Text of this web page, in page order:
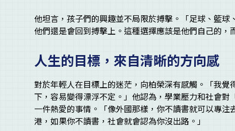
他坦言，孩子們的興趣並不局限於搏擊。「足球、籃
他們還是會回到搏擊上。這種選擇應該是他們自己的，
人生的目標，來自清晰的方向感
對於年輕人在目標上的迷茫，向柏榮深有感觸。「我
下，容易變得漂浮不定。」他認為，學業壓力和社會
一件熱愛的事情。「像外國那樣，你不讀書就可以專
港，如果你不讀書，社會就會認為你沒出路。」